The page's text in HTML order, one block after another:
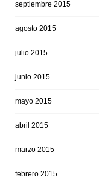
septiembre 2015
agosto 2015
julio 2015
junio 2015
mayo 2015
abril 2015
marzo 2015
febrero 2015